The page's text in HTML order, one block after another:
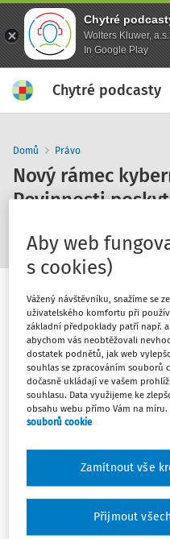
Chytré
Wolters Kluwer, a.s.
In Google Play
Chytré podcasty
Domů Právo
Nový rámec
Povinnosti
0:00
10
Aby web
s cookies)
Vážený návštěvníku, snažíme se
uživatelského komfortu při
základní předpoklady patří např.
abychom vás neobtěžovali
dostatek podnětů, jak web
souhlas se zpracováním souborů
dočasně ukládají ve vašem
souhlasu. Data využijeme ke
obsahu webu přímo Vám na míru.
souborů cookie
Zamítnout vše
Přijmout